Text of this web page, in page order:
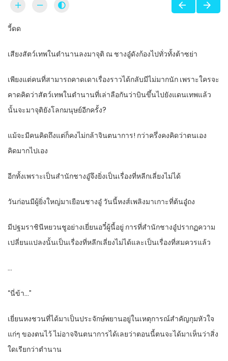
วี้ดด
เสียงสัตว์เทพในตำนานลงมาจุติ ณ ชางอู๋ดังก้องไปทั่วทั้งต้าซย่า
เพียงแต่คนที่สามารถคาดเดาเรื่องราวได้กลับมีไม่มากนัก เพราะใครจะ
คาดคิดว่าสัตว์เทพในตำนานที่เล่าลือกันว่าบินขึ้นไปยังแดนเทพแล้ว
นั้นจะมาจุติยังโลกมนุษย์อีกครั้ง?
แม้จะมีคนคิดถึงแต่ก็คงไม่กล้าจินตนาการ! กว่าครึ่งคงคิดว่าตนเอง
คิดมากไปเอง
อีกทั้งเพราะเป็นสำนักชางอู๋จึงยิ่งเป็นเรื่องที่หลีกเลี่ยงไม่ได้
วันก่อนมีผู้ยิ่งใหญ่มาเยือนชางอู๋ วันนี้หงส์เพลิงมาเกาะที่ต้นอู๋ถง
มีปฐมราชินีหยวนชูอย่างเยี่ยนอวี๋ผู้นี้อยู่ การที่สำนักชางอู๋ปรากฏความ
เปลี่ยนแปลงนั้นเป็นเรื่องที่หลีกเลี่ยงไม่ได้และเป็นเรื่องที่สมควรแล้ว
…
“นี่ข้า…”
เยี่ยนหงชวนที่ได้มาเป็นประจักษ์พยานอยู่ในเหตุการณ์สำคัญกุมหัวใจ
แก่ๆ ของตนไว้ ไม่อาจจินตนาการได้เลยว่าตอนนี้ตนจะได้มาเห็นว่าสิ่ง
ใดเรียกว่าตำนาน